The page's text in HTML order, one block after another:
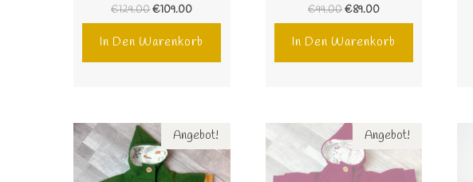
€129.00€109.00
In Den Warenkorb
€99.00€89.00
In Den Warenkorb
Angebot! Angebot!